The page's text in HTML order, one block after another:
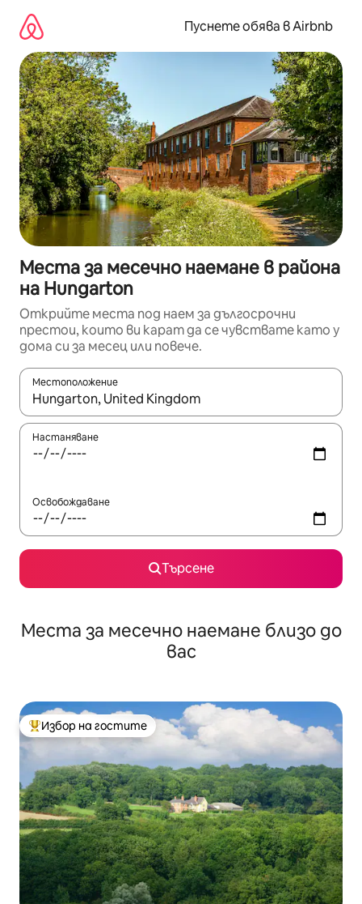
съдържанието
Пуснете обява в Airbnb
Места за месечно наемане в района
на Hungarton
Открийте места под наем за дългосрочни
престои, които ви карат да се чувствате като у
дома си за месец или повече.
Местоположение
Когато резултатите се покажат, използвайте
Настаняване
Освобождаване
Търсене
Места за месечно наемане близо до
вас
Най-популярен избор на гостите
Избор на гостите